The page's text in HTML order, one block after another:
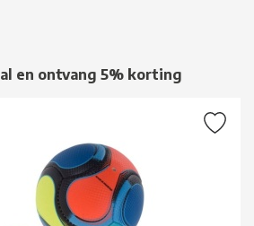
en ontvang 5% korting